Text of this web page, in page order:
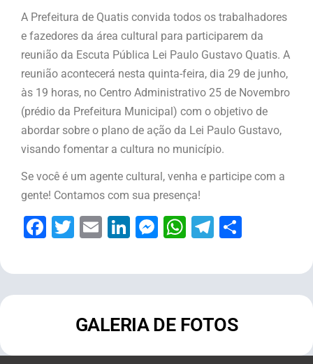
A Prefeitura de Quatis convida todos os trabalhadores
e fazedores da área cultural para participarem da
reunião da Escuta Pública Lei Paulo Gustavo Quatis. A
reunião acontecerá nesta quinta-feira, dia 29 de junho,
às 19 horas, no Centro Administrativo 25 de Novembro
(prédio da Prefeitura Municipal) com o objetivo de
abordar sobre o plano de ação da Lei Paulo Gustavo,
visando fomentar a cultura no município.
Se você é um agente cultural, venha e participe com a
gente! Contamos com sua presença!
Facebook
Twitter
EmailLinkedIn
Messenger
WhatsApp
Telegram
GALERIA DE FOTOS